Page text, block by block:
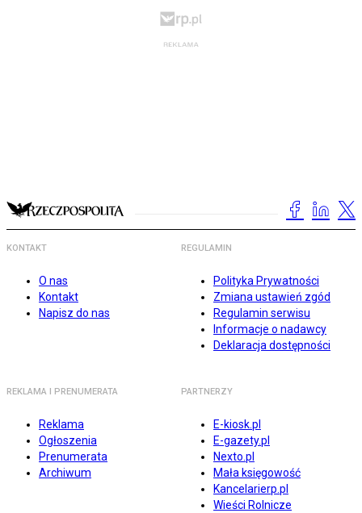
KONTAKT
O nas
Kontakt
Napisz do nas
REGULAMIN
Polityka Prywatności
Zmiana ustawień zgód
Regulamin serwisu
Informacje o nadawcy
Deklaracja dostępności
REKLAMA I PRENUMERATA
Reklama
Ogłoszenia
Prenumerata
Archiwum
PARTNERZY
E-kiosk.pl
E-gazety.pl
Nexto.pl
Mała księgowość
Kancelarierp.pl
Wieści Rolnicze